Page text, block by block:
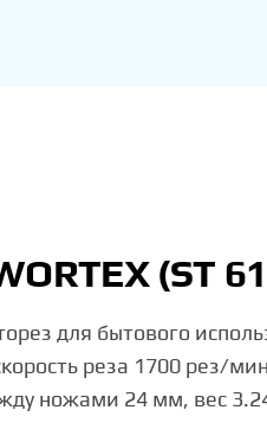
(ST
для бытового
реза 1700 рез/
ножами 24 мм, вес